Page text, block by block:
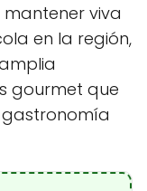
viva
en la región,
gourmet que